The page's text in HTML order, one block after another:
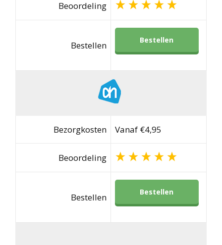
Beoordeling
Bestellen Bestellen
Bezorgkosten Vanaf €4,95
Beoordeling
Bestellen Bestellen